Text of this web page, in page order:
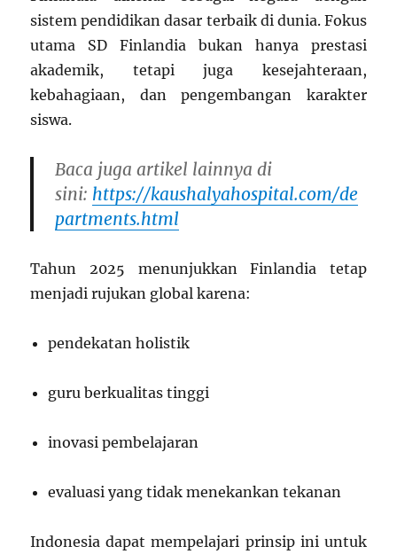
sistem pendidikan dasar terbaik di dunia. Fokus
utama SD Finlandia bukan hanya prestasi
akademik, tetapi juga kesejahteraan,
kebahagiaan, dan pengembangan karakter
siswa.
Baca juga artikel lainnya di
sini: https://kaushalyahospital.com/de
partments.html
Tahun 2025 menunjukkan Finlandia tetap
menjadi rujukan global karena:
pendekatan holistik
guru berkualitas tinggi
inovasi pembelajaran
evaluasi yang tidak menekankan tekanan
Indonesia dapat mempelajari prinsip ini untuk